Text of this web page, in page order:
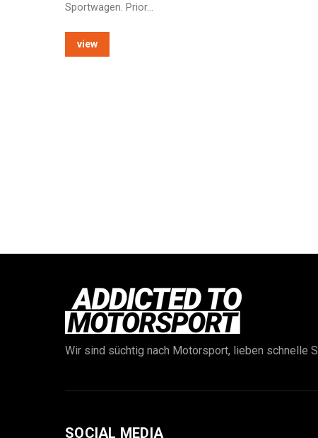
Sportwagen. Prior…
view
Wir sind süchtig nach Motorsport, lieben schnelle
SOCIAL MEDIA